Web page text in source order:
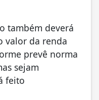
também deverá
valor da renda
prevê norma
sejam
feito